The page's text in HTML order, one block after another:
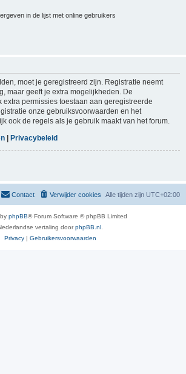
in de lijst met online gebruikers
moet je geregistreerd zijn. Registratie neemt
maar geeft je extra mogelijkheden. De
extra permissies toestaan aan geregistreerde
onze gebruiksvoorwaarden en het
ook de regels als je gebruik maakt van het forum.
| Privacybeleid
Alle tijden zijn UTC+02:00
Verwijder cookies
Contact
phpBB® Forum Software © phpBB Limited
vertaling doorphpBB.nl
Privacy | Gebruikersvoorwaarden